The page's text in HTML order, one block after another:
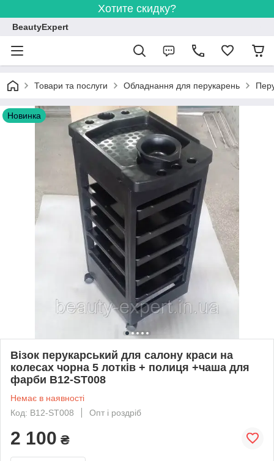
Хотите скидку?
BeautyExpert
Товари та послуги Обладнання для перукарень
Новинка
Візок перукарський для салону краси на
колесах чорна 5 лотків + полиця +чаша для
фарби B12-ST008
Немає в наявності
Код: B12-ST008
Опт і роздріб
2 100 ₴